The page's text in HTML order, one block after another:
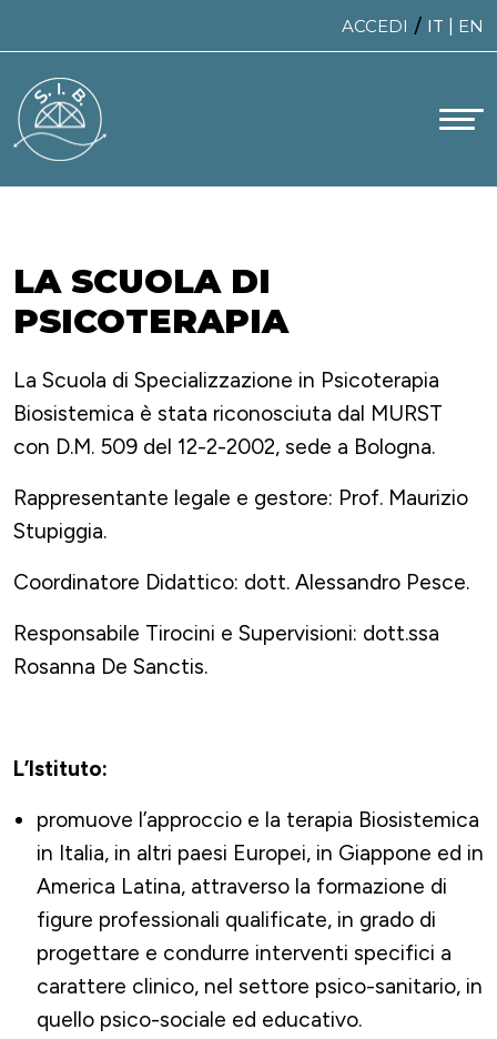
to
content
ACCEDI / IT EN
LA SCUOLA DI
PSICOTERAPIA
La Scuola di Specializzazione in Psicoterapia
Biosistemica è stata riconosciuta dal MURST
con D.M. 509 del 12-2-2002, sede a Bologna.
Rappresentante legale e gestore: Prof. Maurizio
Stupiggia.
Coordinatore Didattico: dott. Alessandro Pesce.
Responsabile Tirocini e Supervisioni: dott.ssa
Rosanna De Sanctis.
L’Istituto:
promuove l’approccio e la terapia Biosistemica
in Italia, in altri paesi Europei, in Giappone ed in
America Latina, attraverso la formazione di
figure professionali qualificate, in grado di
progettare e condurre interventi specifici a
carattere clinico, nel settore psico-sanitario, in
quello psico-sociale ed educativo.